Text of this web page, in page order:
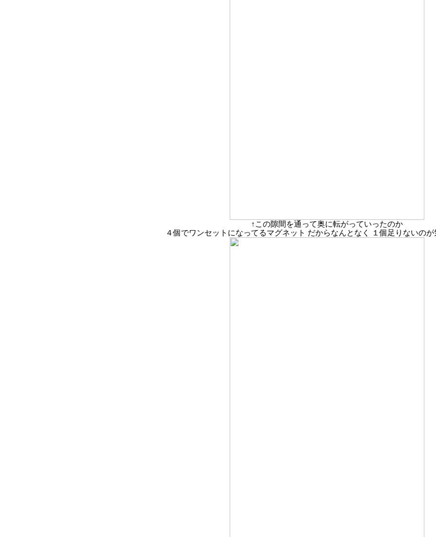
↑この隙間を通って奥に転がっていったのか
４個でワンセットになってるマグネット だからなんとなく １個足りないの